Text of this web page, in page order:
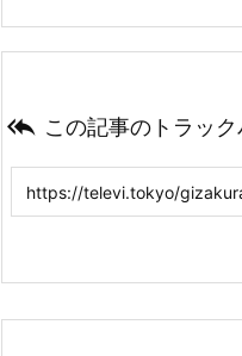
 この記事のトラッ